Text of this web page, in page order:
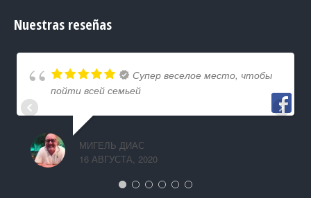
Nuestras reseñas
Супер веселое место, чтобы
пойти всей семьей
МИГЕЛЬ ДИАС
16 АВГУСТА, 2020